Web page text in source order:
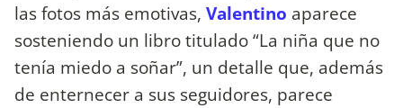
las fotos más emotivas, Valentino aparece
sosteniendo un libro titulado “La niña que no
tenía miedo a soñar”, un detalle que, además
de enternecer a sus seguidores, parece